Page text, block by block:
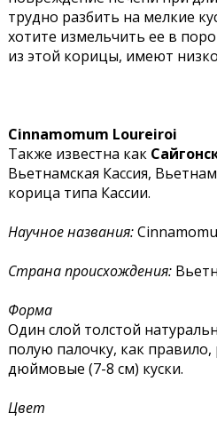
трудно разбить на мелкие
хотите измельчить ее в
из этой корицы, имеют
Cinnamomum Loureiroi
Также известна как
Вьетнамская Кассия,
корица типа Кассии.
Научное названия:
Страна происхождения:
Форма
Один слой толстой
полую палочку, как правило,
дюймовые (7-8 см) куски.
Цвет